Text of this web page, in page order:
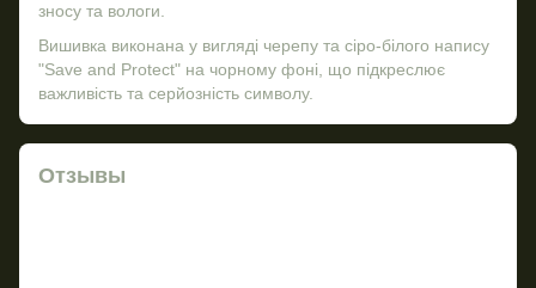
зносу та вологи.
Вишивка виконана у вигляді черепу та сіро-білого напису
"Save and Protect" на чорному фоні, що підкреслює
важливість та серйозність символу.
Отзывы